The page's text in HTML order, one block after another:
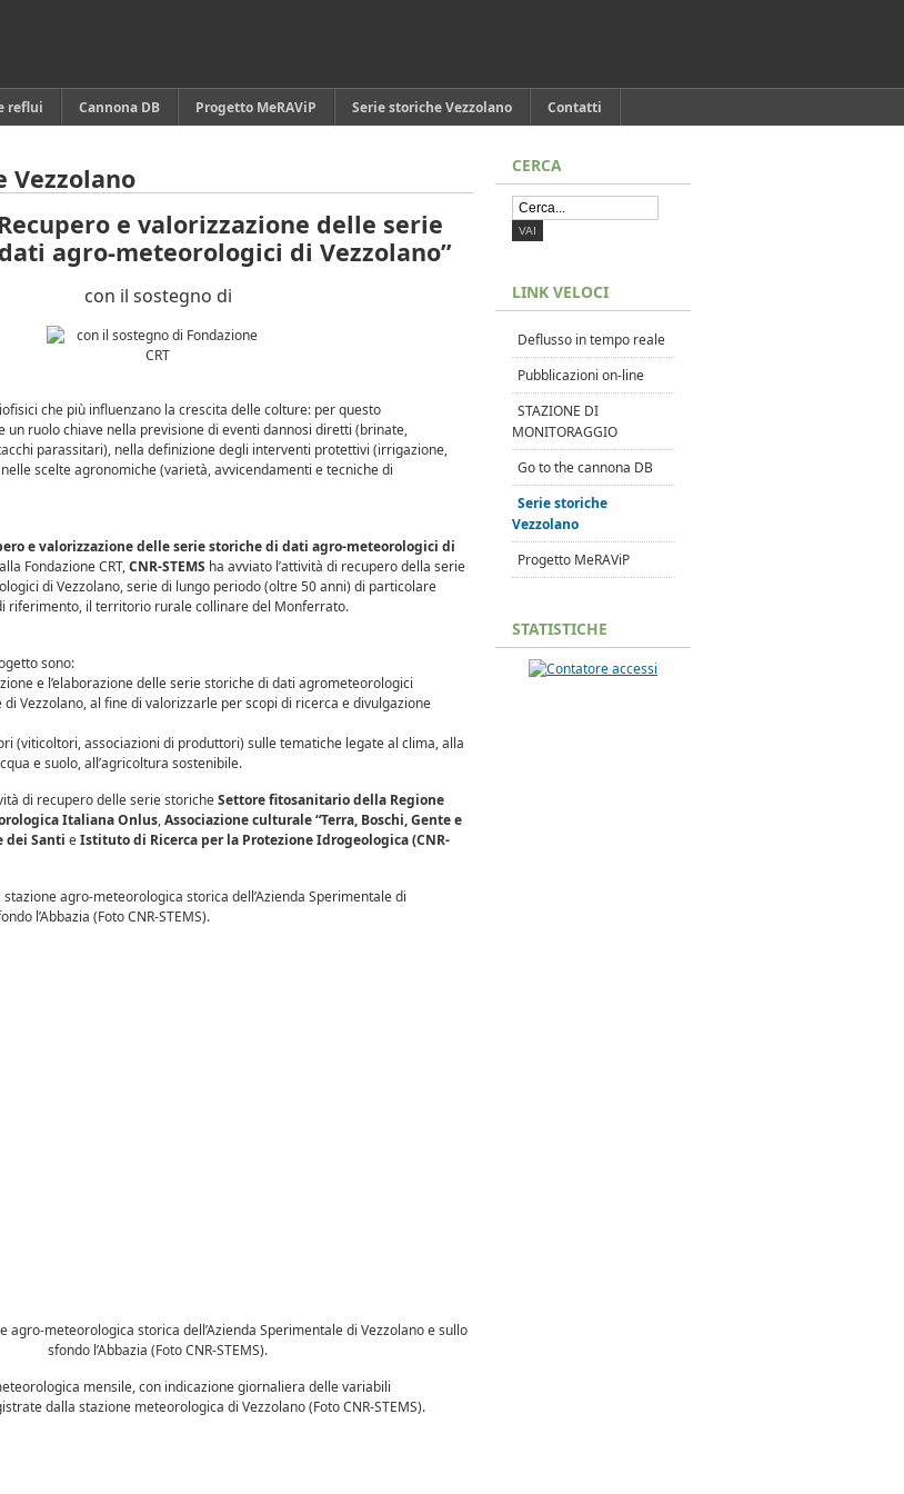
reflui Cannona DB Progetto MeRAViP Serie storiche Vezzolano Contatti
Vezzolano
e valorizzazione delle serie
agro-meteorologici di Vezzolano”
con il sostegno di
che più influenzano la crescita delle colture: per questo
un ruolo chiave nella previsione di eventi dannosi diretti (brinate,
parassitari), nella definizione degli interventi protettivi (irrigazione,
scelte agronomiche (varietà, avvicendamenti e tecniche di
e valorizzazione delle serie storiche di dati agro-meteorologici di
Fondazione CRT,CNR-STEMS ha avviato l’attività di recupero della serie
di Vezzolano, serie di lungo periodo (oltre 50 anni) di particolare
riferimento, il territorio rurale collinare del Monferrato.
sono:
e l’elaborazione delle serie storiche di dati agrometeorologici
di Vezzolano, al fine di valorizzarle per scopi di ricerca e divulgazione
(viticoltori, associazioni di produttori) sulle tematiche legate al clima, alla
e suolo, all’agricoltura sostenibile.
di recupero delle serie storicheSettore fitosanitario della Regione
Italiana Onlus,Associazione culturale “Terra, Boschi, Gente e
dei Santi eIstituto di Ricerca per la Protezione Idrogeologica (CNR-
agro-meteorologica storica dell’Azienda Sperimentale di Vezzolano e sullo
sfondo l’Abbazia (Foto CNR-STEMS).
CERCA
LINK VELOCI
Deflusso in tempo reale
Pubblicazioni on-line
STAZIONE DI
MONITORAGGIO
Go to the cannona DB
Serie storiche
Vezzolano
Progetto MeRAViP
STATISTICHE